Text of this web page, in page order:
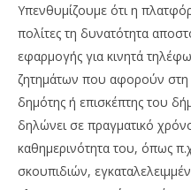
Υπενθυμίζουμε ότι η
πολίτες τη δυνατότητα
εφαρμογής για κινητά
ζητημάτων που αφορούν στη
δημότης ή επισκέπτης του
δηλώνει σε πραγματικό
καθημερινότητα του, όπως
σκουπιδιών,